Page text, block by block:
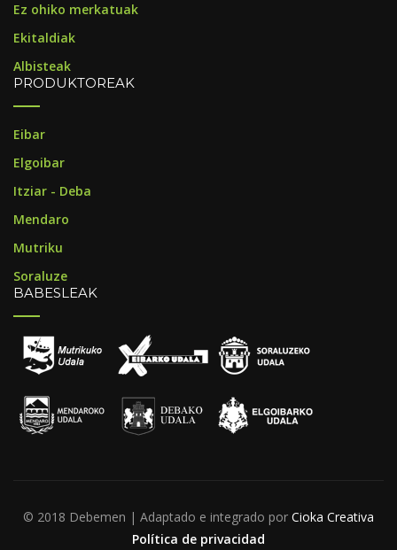
Ez ohiko merkatuak
Ekitaldiak
Albisteak
PRODUKTOREAK
Eibar
Elgoibar
Itziar - Deba
Mendaro
Mutriku
Soraluze
BABESLEAK
© 2018 Debemen | Adaptado e integrado por Cioka Creativa
Política de privacidad